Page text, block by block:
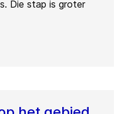
Die stap is groter